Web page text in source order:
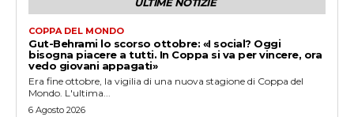
COPPA DEL MONDO
Gut-Behrami lo scorso ottobre: «I social? Oggi
bisogna piacere a tutti. In Coppa si va per vincere, ora
vedo giovani appagati»
Era fine ottobre, la vigilia di una nuova stagione di Coppa del
Mondo. L'ultima...
6 Agosto 2026